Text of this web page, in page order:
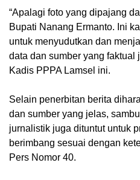
“Apalagi foto yang dipajang
Bupati Nanang Ermanto. Ini
untuk menyudutkan dan
data dan sumber yang faktual
Kadis PPPA Lamsel ini.
Selain penerbitan berita
dan sumber yang jelas,
jurnalistik juga dituntut untuk
berimbang sesuai dengan
Pers Nomor 40.